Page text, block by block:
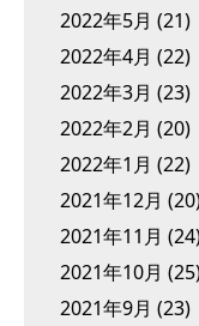
2022年5月 (21)
2022年4月 (22)
2022年3月 (23)
2022年2月 (20)
2022年1月 (22)
2021年12月
2021年11月
2021年10月
2021年9月 (23)